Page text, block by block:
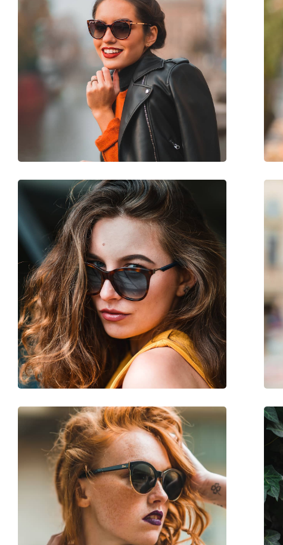
Veličina:
145 mm
Dužina drškice:
140 mm
Širina mosta:
17 mm
Prilagodljivi jastučići za nos:
Da
Kategorija:
Sunčane naočale
Marka:
Polaroid
Upotreba:
Moda
Kod:
PLD 6073/F/S/X J5G WJ 59